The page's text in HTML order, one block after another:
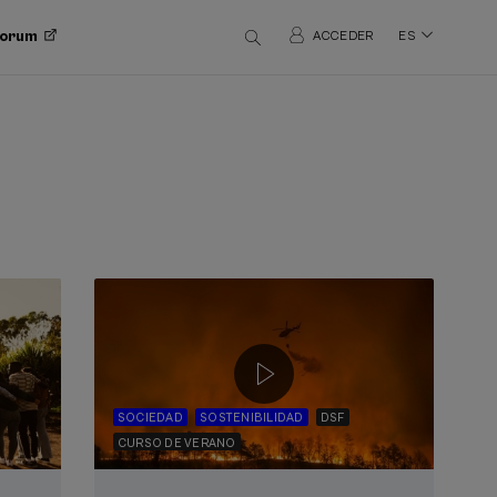
ACCEDER ES
SOCIEDAD SOSTENIBILIDAD
DSF
CURSO DE VERANO